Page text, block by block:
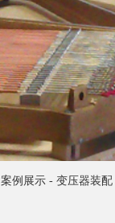
案例展示 - 变压器装配